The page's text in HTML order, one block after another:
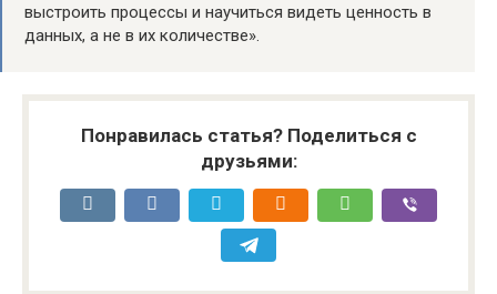
выстроить процессы и научиться видеть ценность в
данных, а не в их количестве».
Понравилась статья? Поделиться с
друзьями: